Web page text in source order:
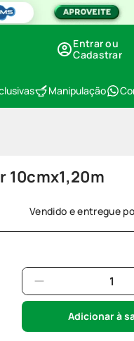
Entrar ou
Cadastrar
Manipulação
10cmx1,20m
Vendido e entregue
Adicionar à